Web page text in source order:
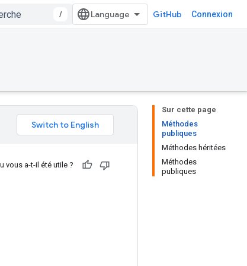
/ GitHub Connexion
Sur cette page
Méthodes
publiques
Méthodes héritées
Méthodes
publiques
vous a-t-il été utile ?